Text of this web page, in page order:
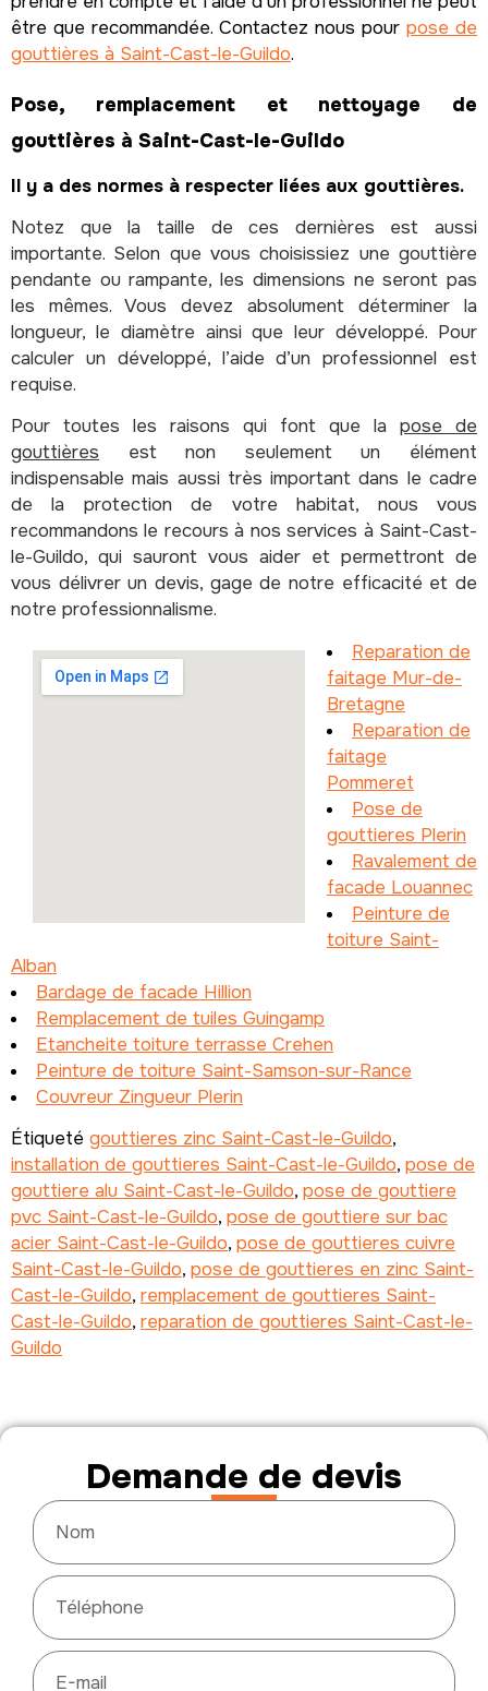
être que recommandée. Contactez nous pour pose de
gouttières à Saint-Cast-le-Guildo.
Pose, remplacement et nettoyage de
gouttières à Saint-Cast-le-Guildo
Il y a des normes à respecter liées aux gouttières.
Notez que la taille de ces dernières est aussi
importante. Selon que vous choisissiez une gouttière
pendante ou rampante, les dimensions ne seront pas
les mêmes. Vous devez absolument déterminer la
longueur, le diamètre ainsi que leur développé. Pour
calculer un développé, l’aide d’un professionnel est
requise.
Pour toutes les raisons qui font que la pose de
gouttières est non seulement un élément
indispensable mais aussi très important dans le cadre
de la protection de votre habitat, nous vous
recommandons le recours à nos services à Saint-Cast-
le-Guildo, qui sauront vous aider et permettront de
vous délivrer un devis, gage de notre efficacité et de
notre professionnalisme.
Reparation de
faitage Mur-de-
Bretagne
Reparation de
faitage
Pommeret
Pose de
gouttieres Plerin
Ravalement de
facade Louannec
Peinture de
toiture Saint-
Alban
Bardage de facade Hillion
Remplacement de tuiles Guingamp
Etancheite toiture terrasse Crehen
Peinture de toiture Saint-Samson-sur-Rance
Couvreur Zingueur Plerin
Étiqueté gouttieres zinc Saint-Cast-le-Guildo,
installation de gouttieres Saint-Cast-le-Guildo, pose de
gouttiere alu Saint-Cast-le-Guildo, pose de gouttiere
pvc Saint-Cast-le-Guildo, pose de gouttiere sur bac
acier Saint-Cast-le-Guildo, pose de gouttieres cuivre
Saint-Cast-le-Guildo, pose de gouttieres en zinc Saint-
Cast-le-Guildo, remplacement de gouttieres Saint-
Cast-le-Guildo, reparation de gouttieres Saint-Cast-le-
Guildo
Demande de devis